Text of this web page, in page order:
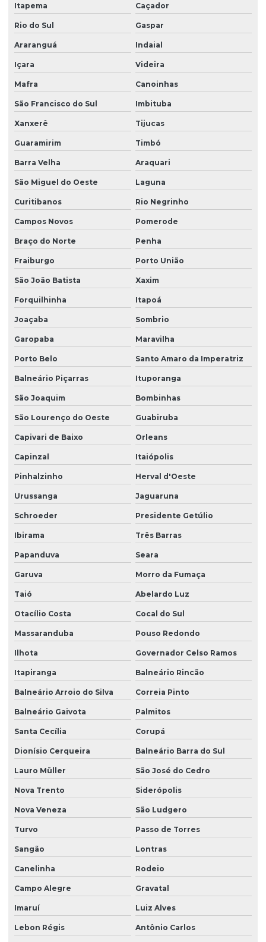
Projeto estrutural em concreto armado
Projeto estrutural de concreto armado e fundações
Projeto estrutural de concreto armado para prédios
Projeto estrutural em concreto armado em sc
Projeto estrutural de edifícios de concreto armado
Projeto estrutural para empresas de construção
Projeto estrutural de escada
Projeto estrutural de fundação
Projeto estrutural de galpão
Projeto estrutural de galpão em concreto armado
Projeto estrutural de piscina
Projeto estrutural de piscina em concreto armado
Projeto estrutural residencial
Projeto estrutural de sobrado
Projeto de estruturas em concreto armado
Projeto de estruturas protendidas para empresas
Projeto executivo de fundação
Projeto executivo hidrossanitário
Projeto de fundação
Projeto fundação de casa
Projeto de fundação estacas
Projeto de fundação e estrutura
Projeto de grandes vãos para construtoras
Projeto hidraulico alvenaria estrutural
Projeto hidraulico basico
Projeto hidraulico completo
Projeto hidraulico e hidrossanitário
Projeto hidráulico loteamento
Projeto hidráulico predial
Projeto hidráulico residencial
Projeto hidráulico residencial completo
Projeto hidrossanitário
Projeto hidrossanitário apartamento
Projeto hidrossanitário em bim
Projeto hidrossanitário comercial
Projeto hidrossanitário edifício
Itapema Caçador
Rio do Sul Gaspar
Araranguá Indaial
Içara Videira
Mafra Canoinhas
São Francisco do Sul Imbituba
Xanxerê Tijucas
Guaramirim Timbó
Barra Velha Araquari
São Miguel do Oeste Laguna
Curitibanos Rio Negrinho
Campos Novos Pomerode
Braço do Norte Penha
Fraiburgo Porto União
São João Batista Xaxim
Forquilhinha Itapoá
Joaçaba Sombrio
Garopaba Maravilha
Porto Belo Santo Amaro da Imperatriz
Balneário Piçarras Ituporanga
São Joaquim Bombinhas
São Lourenço do Oeste Guabiruba
Capivari de Baixo Orleans
Capinzal Itaiópolis
Pinhalzinho Herval d'Oeste
Urussanga Jaguaruna
Schroeder Presidente Getúlio
Ibirama Três Barras
Papanduva Seara
Garuva Morro da Fumaça
Taió Abelardo Luz
Otacílio Costa Cocal do Sul
Massaranduba Pouso Redondo
Ilhota Governador Celso Ramos
Itapiranga Balneário Rincão
Balneário Arroio do Silva Correia Pinto
Balneário Gaivota Palmitos
Santa Cecília Corupá
Dionísio Cerqueira Balneário Barra do Sul
Lauro Müller São José do Cedro
Nova Trento Siderópolis
Nova Veneza São Ludgero
Turvo Passo de Torres
Sangão Lontras
Canelinha Rodeio
Campo Alegre Gravatal
Imaruí Luiz Alves
Lebon Régis Antônio Carlos